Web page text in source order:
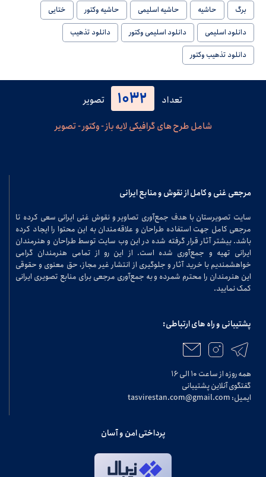
برگ
حاشیه حاشیه اسلیمی حاشیه وکتور
ختایی
دانلود اسلیمی
دانلود اسلیمی وکتور
دانلود تذهیب
دانلود تذهیب وکتور
تعداد 1032
تصویر
شامل طرح های گرافیکی لایه باز - وکتور - تصویر
مرجعی غنی و کامل از نقوش و منابع ایرانی
سایت تصویرستان با هدف جمع‌آوری تصاویر و نقوش غنی ایرانی سعی کرده تا
مرجعی کامل جهت استفاده طراحان و علاقه‌مندان به این محتوا را ایجاد کرده
باشد. بیشتر آثار قرار گرفته شده در این وب سایت توسط طراحان و هنرمندان
ایرانی تهیه و جمع‌آوری شده است. از این رو از تمامی هنرمندان گرامی
خواهشمندیم با خرید آثار و جلوگیری از انتشار غیر مجاز، حق معنوی و حقوقی
این هنرمندان را محترم شمرده و به جمع‌آوری مرجعی برای منابع تصویری ایرانی
کمک نمایید.
پشتیبانی و راه های ارتباطی:
همه روزه از ساعت ۱۰ الی ۱۶
گفتگوی آنلاین پشتیبانی
ایمیل: tasvirestan.com@gmail.com
پرداختی امن و آسان